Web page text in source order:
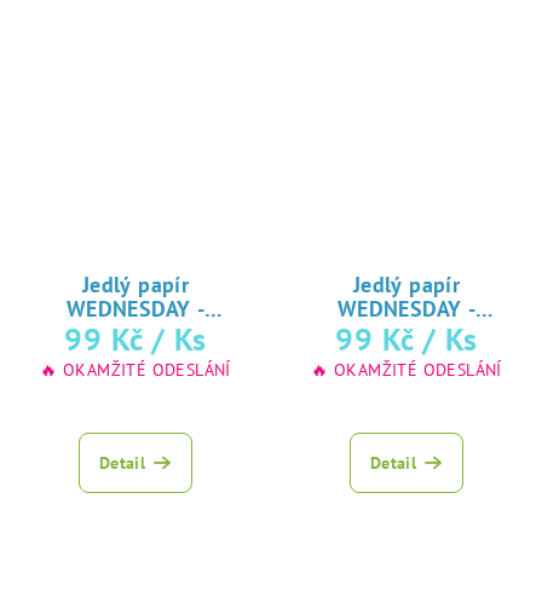
Jedlý papír
WEDNESDAY -
ADDAMSOVA RODINA
♥ tisk na jedlý
papír
99 Kč / Ks
🔥 OKAMŽITÉ ODESLÁNÍ
Detail
Jedlý papír
WEDNESDAY -
ADDAMSOVA RODINA
♥ tisk na jedlý
papír
99 Kč / Ks
🔥 OKAMŽITÉ ODESLÁNÍ
Detail